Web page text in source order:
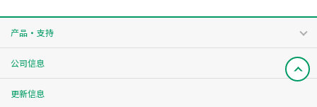
产品・支持
公司信息
更新信息